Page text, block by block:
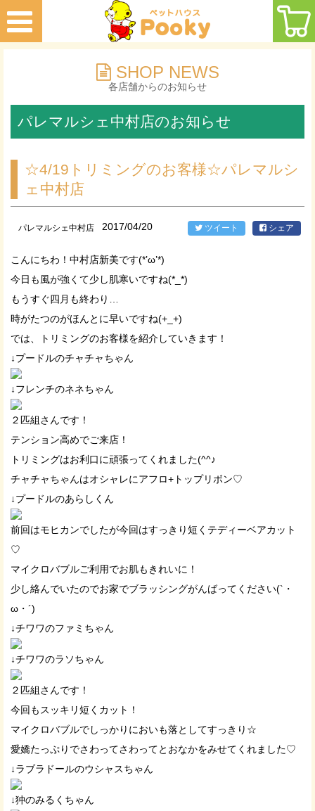
SHOP NEWS
各店舗からのお知らせ
パレマルシェ中村店のお知らせ
☆4/19トリミングのお客様☆パレマルシ
ェ中村店
パレマルシェ中村店 2017/04/20 ツイート シェア
こんにちわ！中村店新美です(*’ω’*)
今日も風が強くて少し肌寒いですね(*_*)
もうすぐ四月も終わり…
時がたつのがほんとに早いですね(+_+)
では、トリミングのお客様を紹介していきます！
↓プードルのチャチャちゃん
↓フレンチのネネちゃん
２匹組さんです！
テンション高めでご来店！
トリミングはお利口に頑張ってくれました(^^♪
チャチャちゃんはオシャレにアフロ+トップリボン♡
↓プードルのあらしくん
前回はモヒカンでしたが今回はすっきり短くテディーベアカット
♡
マイクロバブルご利用でお肌もきれいに！
少し絡んでいたのでお家でブラッシングがんばってください(`・
ω・´)
↓チワワのファミちゃん
↓チワワのラソちゃん
２匹組さんです！
今回もスッキリ短くカット！
マイクロバブルでしっかりにおいも落としてすっきり☆
愛嬌たっぷりでさわってさわってとおなかをみせてくれました♡
↓ラブラドールのウシャスちゃん
↓狆のみるくちゃん